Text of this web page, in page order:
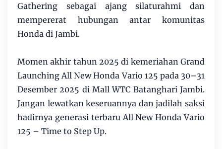
Gathering sebagai ajang silaturahmi dan
mempererat hubungan antar komunitas
Honda di Jambi.
Momen akhir tahun 2025 di kemeriahan Grand
Launching All New Honda Vario 125 pada 30–31
Desember 2025 di Mall WTC Batanghari Jambi.
Jangan lewatkan keseruannya dan jadilah saksi
hadirnya generasi terbaru All New Honda Vario
125 – Time to Step Up.